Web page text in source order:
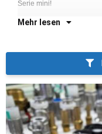
Serie mini!
Mehr lesen